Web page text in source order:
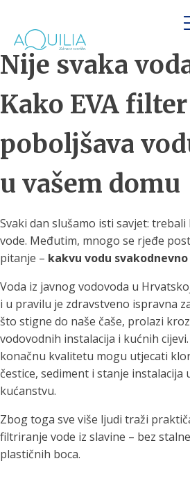
Products
Nije svaka
Kako EVA filter
poboljšava
u vašem domu
Svaki dan slušamo isti savjet:
vode. Međutim, mnogo se rjeđe
pitanje – kakvu vodu
Voda iz javnog vodovoda u
i u pravilu je zdravstveno ispravna
što stigne do naše čaše, prolazi
vodovodnih instalacija i kućnih
konačnu kvalitetu mogu utjecati
čestice, sediment i stanje instalacija
kućanstvu.
Zbog toga sve više ljudi traži
filtriranje vode iz slavine – bez
plastičnih boca.
Tuš glave
filtriranje vode za tuširanje